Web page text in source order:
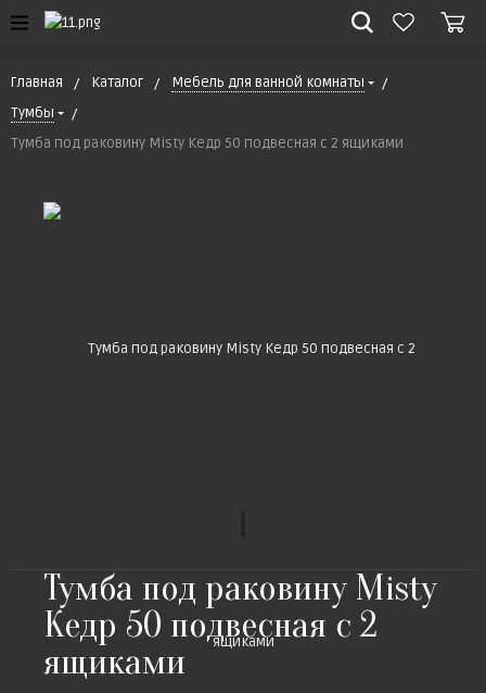
Главная Каталог
Мебель для ванной комнаты
Тумбы
Тумба под раковину Misty Кедр 50 подвесная с 2 ящиками
Тумба под раковину Misty
Кедр 50 подвесная с 2
ящиками